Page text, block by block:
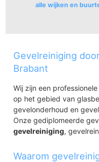
alle wijken en
Zevenbergschen Hoek
Gevelreiniging
Brabant
Wij zijn een
op het gebied van
gevelonderhoud en
Onze gediplomeerde
gevelreiniging,
Waarom